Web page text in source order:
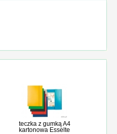
teczka z gumką A4
kartonowa Esselte